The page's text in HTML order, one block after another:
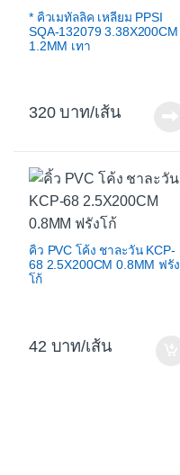
* คิ้วเมทัลลิค เหลี่ยม PPSI
SQA-132079 3.38X200CM
1.2MM เทา
320 /เส้น
คิ้ว PVC โค้ง ชาละวัน KCP-
68 2.5X200CM 0.8MM ฟรัง
โก้
42 /เส้น